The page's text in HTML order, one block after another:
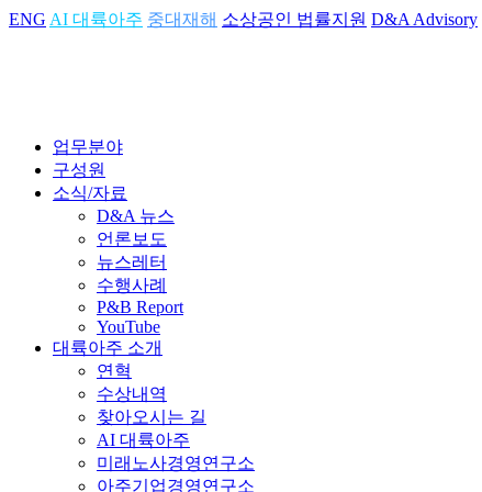
ENG AI 대륙아주 중대재해 소상공인 법률지원 D&A Advisory
업무분야
구성원
소식/자료
D&A 뉴스
언론보도
뉴스레터
수행사례
P&B Report
YouTube
대륙아주 소개
연혁
수상내역
찾아오시는 길
AI 대륙아주
미래노사경영연구소
아주기업경영연구소